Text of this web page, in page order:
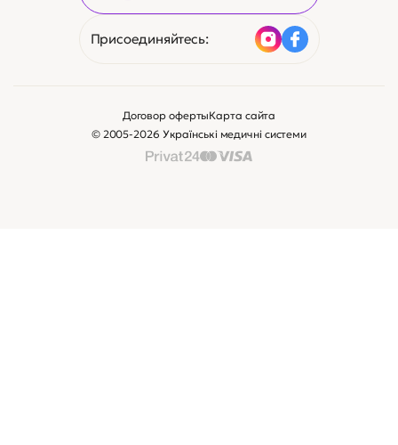
Присоединяйтесь:
© 2005-2026 Українські медичні системи
Договор офертыКарта сайта